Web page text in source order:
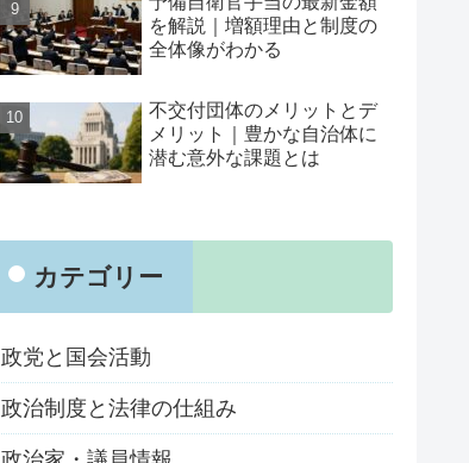
を解説｜増額理由と制度の
全体像がわかる
不交付団体のメリットとデ
メリット｜豊かな自治体に
潜む意外な課題とは
カテゴリー
政党と国会活動
政治制度と法律の仕組み